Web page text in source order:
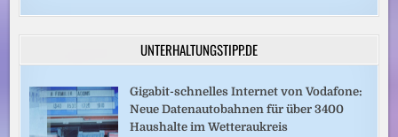
UNTERHALTUNGSTIPP.DE
Gigabit-schnelles Internet von Vodafone:
Neue Datenautobahnen für über 3400
Haushalte im Wetteraukreis